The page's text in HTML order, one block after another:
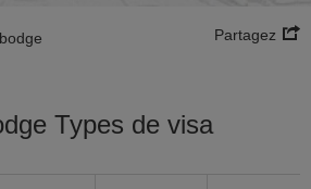
Partagez
Types de visa